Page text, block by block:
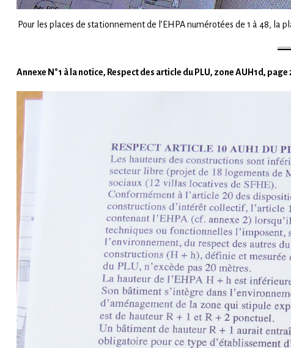
Pour les places de stationnement de l’EHPA numérotées de 1 à 48, la
Annexe N°1 à la notice, Respect des article du PLU, zone AUH1d, page